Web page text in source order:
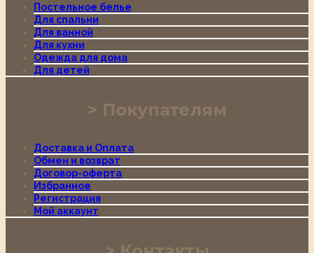
Постельное белье
Для спальни
Для ванной
Для кухни
Одежда для дома
Для детей
Покупателям
Доставка и Оплата
Обмен и возврат
Договор-оферта
Избранное
Регистрация
Мой аккаунт